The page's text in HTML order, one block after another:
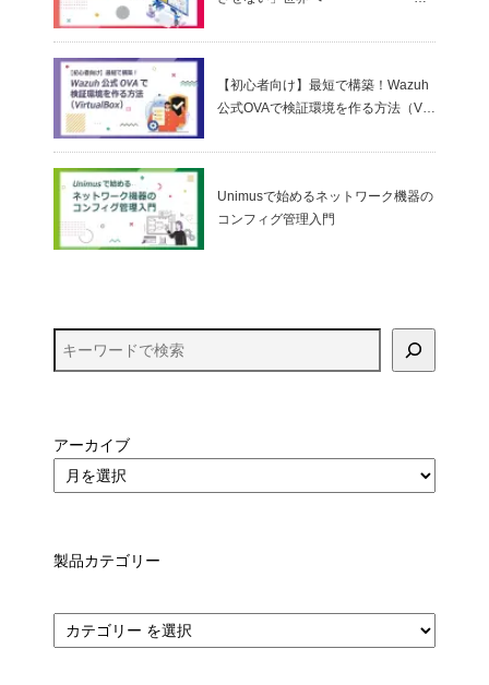
ゼロトラストの考え方
【初心者向け】最短で構築！Wazuh
公式OVAで検証環境を作る方法（Virt
Unimusで始めるネットワーク機器の
コンフィグ管理入門
アーカイブ
製品カテゴリー
カ
テ
ゴ